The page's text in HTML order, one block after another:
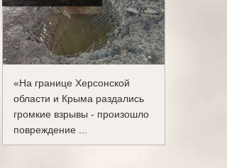
«На границе Херсонской
области и Крыма раздались
громкие взрывы - произошло
повреждение ...